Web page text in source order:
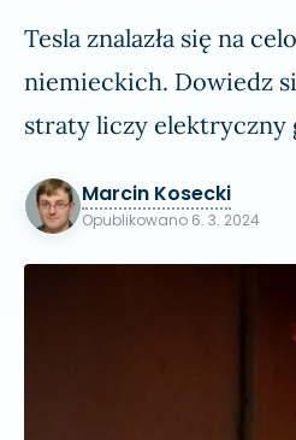
Tesla znalazła się na
niemieckich. Dowiedz
straty liczy elektryczny
Marcin Kosecki
Opublikowano 6. 3. 2024